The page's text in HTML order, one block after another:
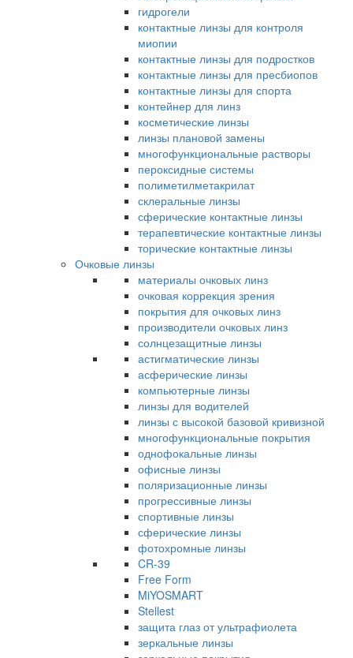
гидрогели
контактные линзы для контроля
миопии
контактные линзы для подростков
контактные линзы для пресбиопов
контактные линзы для спорта
контейнер для линз
косметические линзы
линзы плановой замены
многофункциональные растворы
пероксидные системы
полиметилметакрилат
склеральные линзы
сферические контактные линзы
терапевтические контактные линзы
торические контактные линзы
Очковые линзы
материалы очковых линз
очковая коррекция зрения
покрытия для очковых линз
производители очковых линз
солнцезащитные линзы
астигматические линзы
асферические линзы
компьютерные линзы
линзы для водителей
линзы с высокой базовой кривизной
многофункциональные покрытия
однофокальные линзы
офисные линзы
поляризационные линзы
прогрессивные линзы
спортивные линзы
сферические линзы
фотохромные линзы
CR-39
Free Form
MiYOSMART
Stellest
защита глаз от ультрафиолета
зеркальные линзы